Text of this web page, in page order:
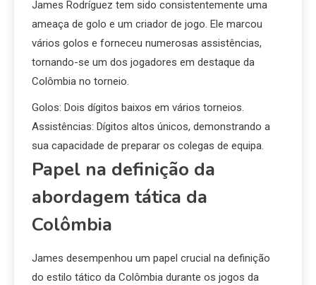
James Rodríguez tem sido consistentemente uma
ameaça de golo e um criador de jogo. Ele marcou
vários golos e forneceu numerosas assistências,
tornando-se um dos jogadores em destaque da
Colômbia no torneio.
Golos: Dois dígitos baixos em vários torneios.
Assistências: Dígitos altos únicos, demonstrando a
sua capacidade de preparar os colegas de equipa.
Papel na definição da
abordagem tática da
Colômbia
James desempenhou um papel crucial na definição
do estilo tático da Colômbia durante os jogos da